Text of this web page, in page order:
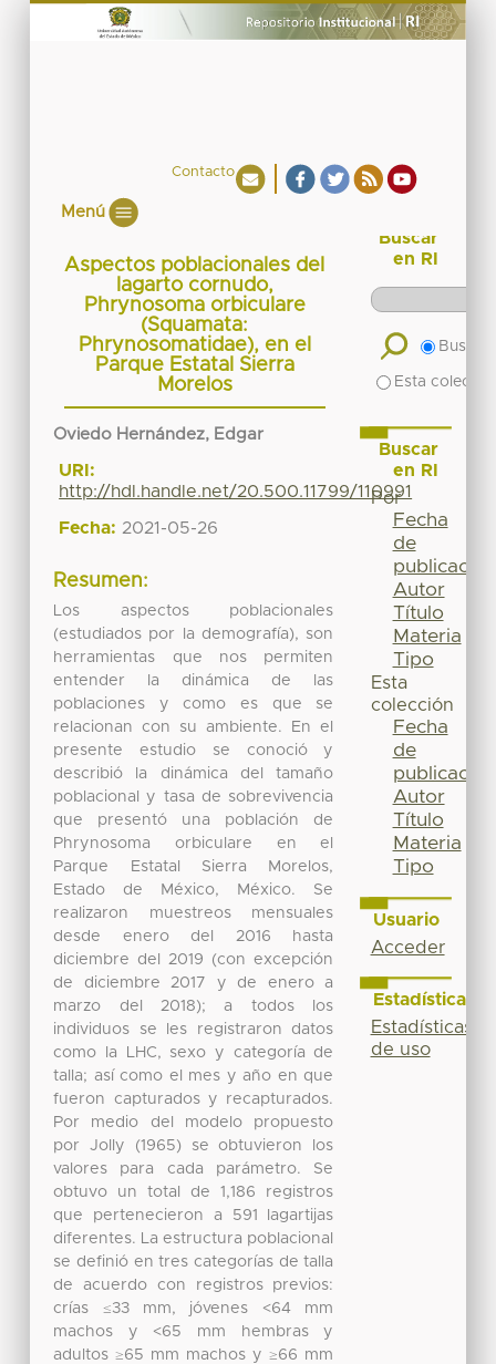
Contacto
Menú
Aspectos poblacionales del
lagarto cornudo,
Phrynosoma orbiculare
(Squamata:
Phrynosomatidae), en el
Parque Estatal Sierra
Morelos
Oviedo Hernández, Edgar
URI:
http://hdl.handle.net/20.500.11799/110991
Fecha: 2021-05-26
Resumen:
Los aspectos poblacionales
(estudiados por la demografía), son
herramientas que nos permiten
entender la dinámica de las
poblaciones y como es que se
relacionan con su ambiente. En el
presente estudio se conoció y
describió la dinámica del tamaño
poblacional y tasa de sobrevivencia
que presentó una población de
Phrynosoma orbiculare en el
Parque Estatal Sierra Morelos,
Estado de México, México. Se
realizaron muestreos mensuales
desde enero del 2016 hasta
diciembre del 2019 (con excepción
de diciembre 2017 y de enero a
marzo del 2018); a todos los
individuos se les registraron datos
como la LHC, sexo y categoría de
talla; así como el mes y año en que
fueron capturados y recapturados.
Por medio del modelo propuesto
por Jolly (1965) se obtuvieron los
valores para cada parámetro. Se
obtuvo un total de 1,186 registros
que pertenecieron a 591 lagartijas
diferentes. La estructura poblacional
se definió en tres categorías de talla
de acuerdo con registros previos:
crías ≤33 mm, jóvenes <64 mm
machos y <65 mm hembras y
adultos ≥65 mm machos y ≥66 mm
Buscar
en RI
Buscar
Esta
Buscar
en RI
Por
Fecha
de
publicación
Autor
Título
Materia
Tipo
Esta
colección
Fecha
de
publicación
Autor
Título
Materia
Tipo
Usuario
Acceder
Estadísticas
Estadísticas
de uso